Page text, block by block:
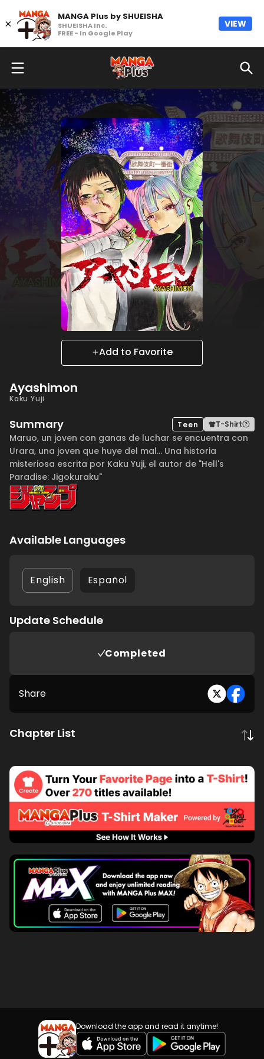
Add to Favorite
Ayashimon
Kaku Yuji
Teen T-Shirt
Summary
Maruo, un joven con ganas de luchar se encuentra con
Urara, una joven que huye del mal... Una historia
misteriosa escrita por Kaku Yuji, el autor de "Hell's
Paradise: Jigokuraku"
Available Languages
English Español
Update Schedule
Completed
Share
Chapter List
Download the app and read it anytime!
×
MANGA Plus by SHUEISHA
SHUEISHA Inc.
FREE - In Google Play
VIEW